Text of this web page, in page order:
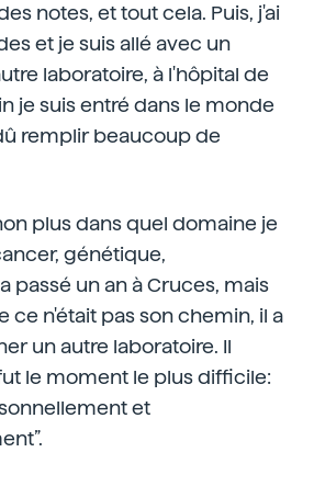
notes, et tout cela. Puis, j'ai
et je suis allé avec un
laboratoire, à l'hôpital de
je suis entré dans le monde
remplir beaucoup de
plus dans quel domaine je
génétique,
passé un an à Cruces, mais
ce n'était pas son chemin, il a
un autre laboratoire. Il
le moment le plus difficile:
et